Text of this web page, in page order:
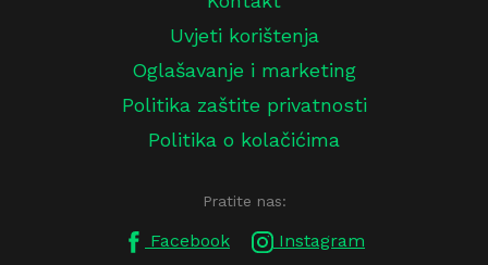
Uvjeti korištenja
Oglašavanje i marketing
Politika zaštite privatnosti
Politika o kolačićima
Pratite nas:
Facebook Instagram